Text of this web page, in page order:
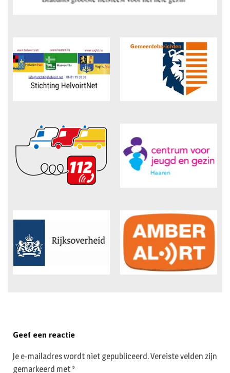
Geef een reactie
Je e-mailadres wordt niet gepubliceerd.Vereiste velden zijn
gemarkeerd met *